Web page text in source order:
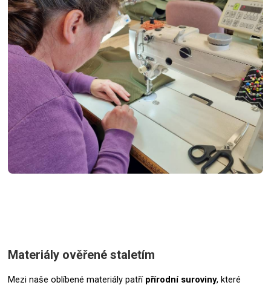
Materiály ověřené staletím
Mezi naše oblíbené materiály patří přírodní suroviny, které